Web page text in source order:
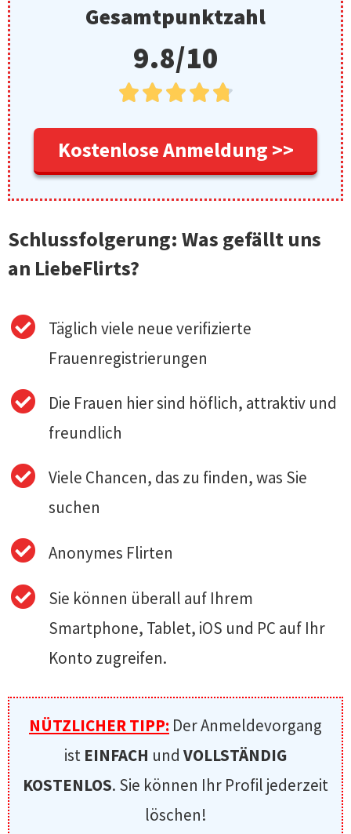
Gesamtpunktzahl
9.8/10

Kostenlose Anmeldung >>
Schlussfolgerung: Was gefällt uns
an LiebeFlirts?
Täglich viele neue verifizierte
Frauenregistrierungen
Die Frauen hier sind höflich, attraktiv und
freundlich
Viele Chancen, das zu finden, was Sie
suchen
Anonymes Flirten
Sie können überall auf Ihrem
Smartphone, Tablet, iOS und PC auf Ihr
Konto zugreifen.
NÜTZLICHER TIPP: Der Anmeldevorgang
ist EINFACH und VOLLSTÄNDIG
KOSTENLOS. Sie können Ihr Profil jederzeit
löschen!